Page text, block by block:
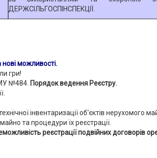
ДЕРЖСІЛЬГОСПІНСПЕКЦІЇ.
можливості.
гри!
№484. Порядок ведення Реєстру.
інвентаризації об'єктів нерухомого
та процедури їх реєстрації.
реєстрації подвійних договорів